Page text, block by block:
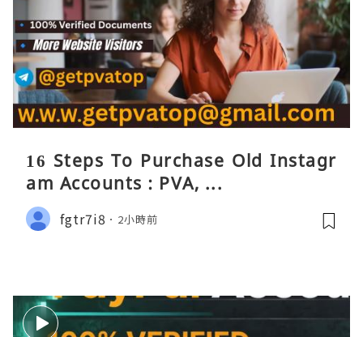
16 Steps To Purchase Old Instagr
am Accounts : PVA, ...
fgtr7i8 2小時前